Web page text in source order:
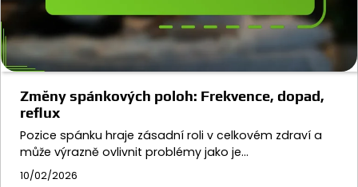
Změny spánkových poloh: Frekvence, dopad,
reflux
Pozice spánku hraje zásadní roli v celkovém zdraví a
může výrazně ovlivnit problémy jako je…
10/02/2026